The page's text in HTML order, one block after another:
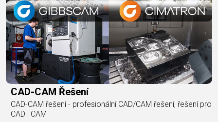
CAD-CAM Řešení
CAD-CAM řešení - profesionální CAD/CAM řešení, řešení pro
CAD i CAM